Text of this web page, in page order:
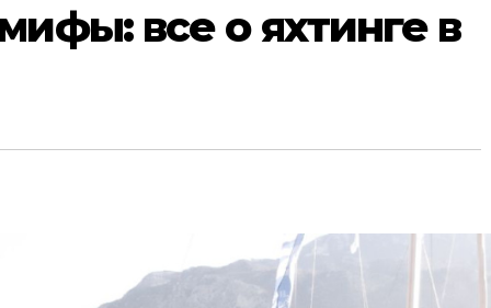
все о яхтинге в